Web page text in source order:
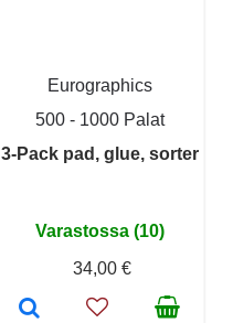
Eurographics
500 - 1000 Palat
3-Pack pad, glue, sorter
Varastossa (10)
34,00 €